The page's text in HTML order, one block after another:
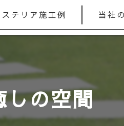
ステリア施工例 当社
人工芝
しの空間